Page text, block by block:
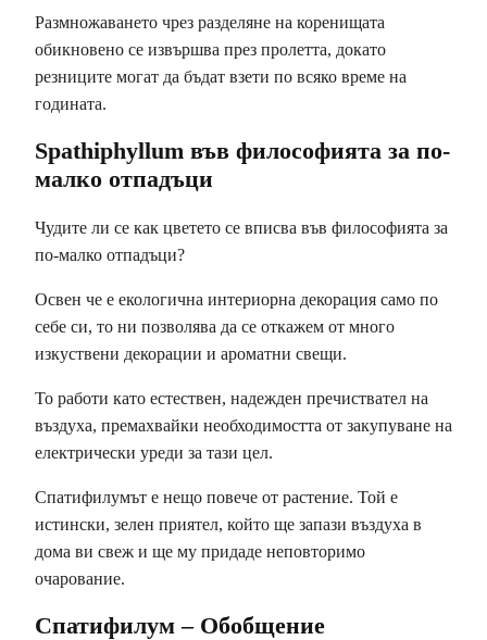
Размножаването чрез разделяне на коренищата
обикновено се извършва през пролетта, докато
резниците могат да бъдат взети по всяко време на
годината.
Spathiphyllum във философията за по-
малко отпадъци
Чудите ли се как цветето се вписва във философията за
по-малко отпадъци?
Освен че е екологична интериорна декорация само по
себе си, то ни позволява да се откажем от много
изкуствени декорации и ароматни свещи.
То работи като естествен, надежден пречиствател на
въздуха, премахвайки необходимостта от закупуване на
електрически уреди за тази цел.
Спатифилумът е нещо повече от растение. Той е
истински, зелен приятел, който ще запази въздуха в
дома ви свеж и ще му придаде неповторимо
очарование.
Спатифилум – Обобщение